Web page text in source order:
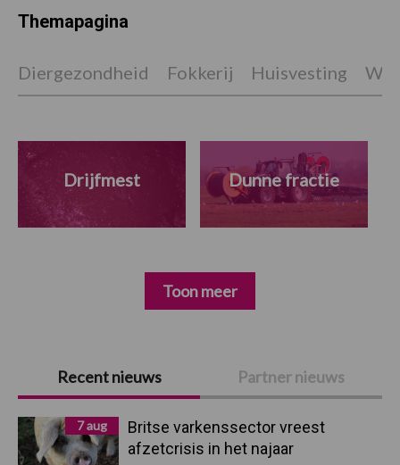
Primaire
Sidebar
Recent nieuws Partner nieuws
7 aug
Britse varkenssector vreest
afzetcrisis in het najaar
Themapagina
Diergezondheid Fokkerij Huisvesting
Drijfmest Dunne fractie
Toon meer